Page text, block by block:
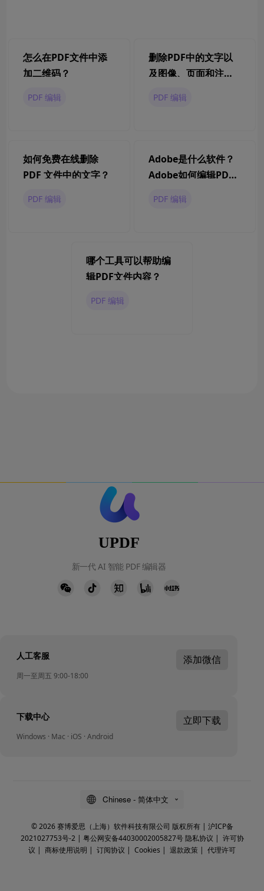
怎么在PDF文件中添
加二维码？
PDF 编辑
删除PDF中的文字以
及图像、页面和注释
PDF 编辑
如何免费在线删除
PDF 文件中的文字？
PDF 编辑
Adobe是什么软件？
Adobe如何编辑PDF
PDF 编辑
哪个工具可以帮助编
辑PDF文件内容？
PDF 编辑
UPDF
新一代 AI 智能 PDF 编辑器
人工客服
周一至周五 9:00-18:00
添加微信
下载中心
Windows · Mac · iOS · Android
立即下载
Chinese - 简体中文
© 2026 赛博爱思（上海）软件科技有限公司 版权所有 | 沪ICP备
2021027753号-2| 粤公网安备44030002005827号 隐私协议 | 许可协
议 | 商标使用说明 | 订阅协议 | Cookies | 退款政策 | 代理许可